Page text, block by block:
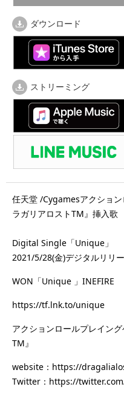
ダウンロード
ストリーミング
任天堂 /Cygamesアクショ
ラガリアロストTM』挿入歌
Digital Single「Unique」
2021/5/28(金)デジタルリリ
WON「Unique 」INEFIRE
https://tf.lnk.to/unique
アクションロールプレイン
TM』
website： https://
Twitter： https://